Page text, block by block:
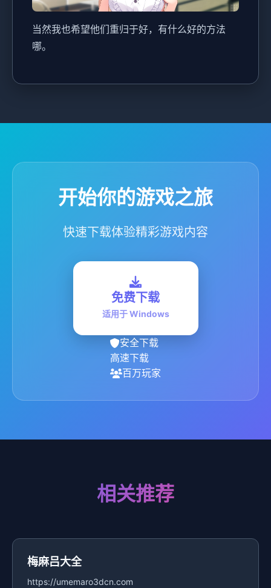
当然我也希望他们重归于好，有什么好的方法
哪。
开始你的游戏之旅
快速下载体验精彩游戏内容
免费下载
适用于 Windows
安全下载
高速下载
百万玩家
相关推荐
梅麻吕大全
https://umemaro3dcn.com